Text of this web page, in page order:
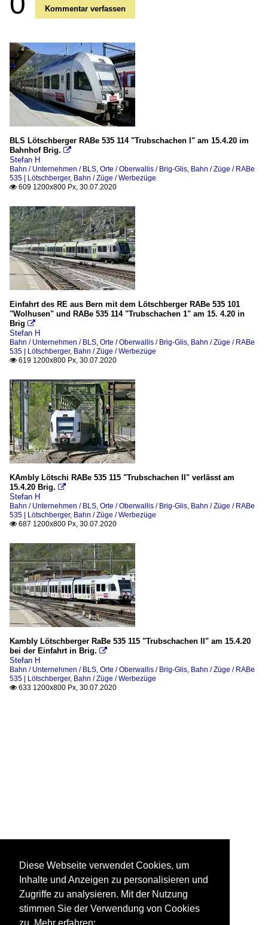
Kommentar verfassen
BLS Lötschberger RABe 535 114 "Trubschachen I" am 15.4.20 im
Bahnhof Brig. 
Stefan H
Bahn / Unternehmen / BLS, Orte / Oberwallis / Brig-Glis, Bahn / Züge / RABe
535 | Lötschberger, Bahn / Züge / Werbezüge
 609 1200x800 Px, 30.07.2020
Einfahrt des RE aus Bern mit dem Lötschberger RABe 535 101
"Wolhusen" und RABe 535 114 "Trubschachen 1" am 15. 4.20 in
Brig 
Stefan H
Bahn / Unternehmen / BLS, Orte / Oberwallis / Brig-Glis, Bahn / Züge / RABe
535 | Lötschberger, Bahn / Züge / Werbezüge
 619 1200x800 Px, 30.07.2020
KAmbly Lötschi RABe 535 115 "Trubschachen II" verlässt am
15.4.20 Brig. 
Stefan H
Bahn / Unternehmen / BLS, Orte / Oberwallis / Brig-Glis, Bahn / Züge / RABe
535 | Lötschberger, Bahn / Züge / Werbezüge
 687 1200x800 Px, 30.07.2020
Kambly Lötschberger RaBe 535 115 "Trubschachen II" am 15.4.20
bei der Einfahrt in Brig. 
Stefan H
Bahn / Unternehmen / BLS, Orte / Oberwallis / Brig-Glis, Bahn / Züge / RABe
535 | Lötschberger, Bahn / Züge / Werbezüge
 633 1200x800 Px, 30.07.2020
Diese Webseite verwendet Cookies, um
Inhalte und Anzeigen zu personalisieren und
Zugriffe zu analysieren. Mit der Nutzung
stimmen Sie der Verwendung von Cookies